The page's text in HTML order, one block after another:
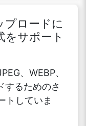
プロードに
をサポート
、WEBP、
するためのさ
トしていま